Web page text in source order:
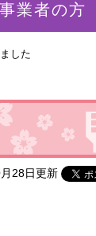
業者の方
した
28日更新